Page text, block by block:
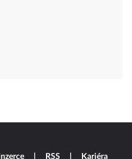
Inzerce RSS Kariéra